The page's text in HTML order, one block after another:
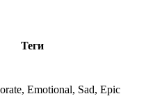
Теги
Emotional, Sad, Epic